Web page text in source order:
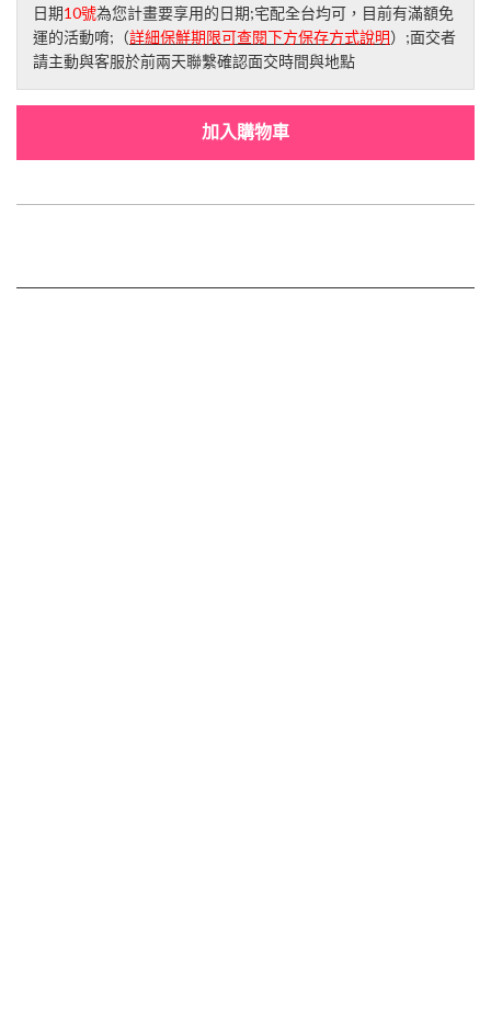
日期10號為您計畫要享用的日期;宅配全台均可，目前有滿額免
運的活動唷;（詳細保鮮期限可查閱下方保存方式說明）;面交者
請主動與客服於前兩天聯繫確認面交時間與地點
加入購物車